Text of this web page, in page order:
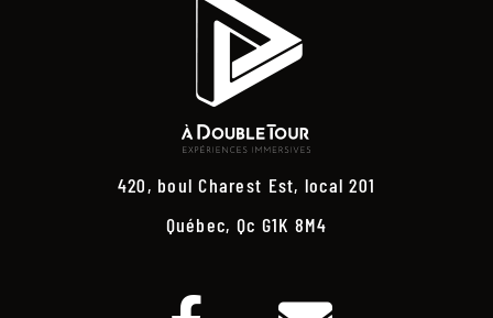
420, boul Charest Est, local 201
Québec, Qc G1K 8M4